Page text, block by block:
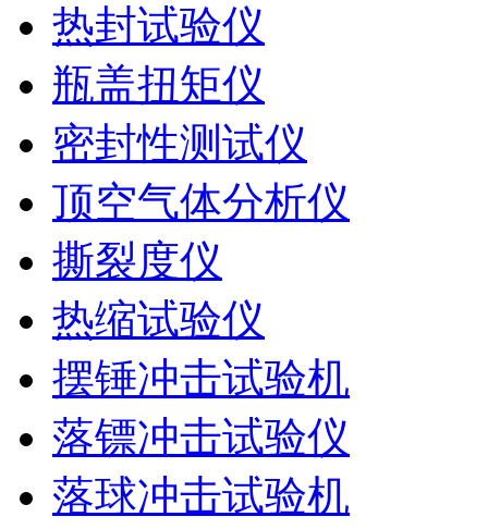
热封试验仪
瓶盖扭矩仪
密封性测试仪
顶空气体分析仪
撕裂度仪
热缩试验仪
摆锤冲击试验机
落镖冲击试验仪
落球冲击试验机